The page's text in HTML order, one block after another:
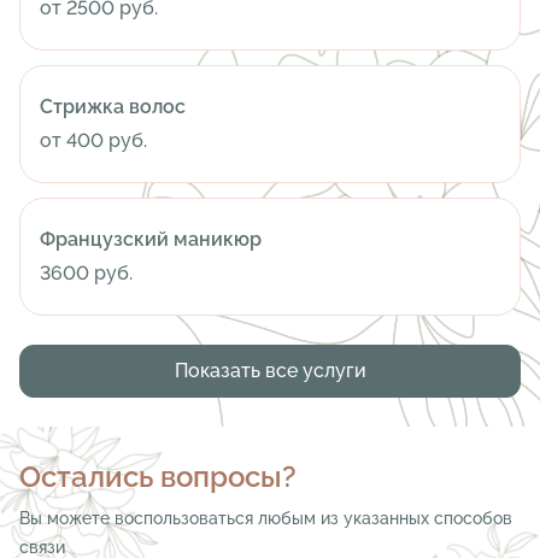
от 2500 руб.
Стрижка волос
от 400 руб.
Французский маникюр
3600 руб.
Показать все услуги
Остались вопросы?
Вы можете воспользоваться любым из указанных способов
связи